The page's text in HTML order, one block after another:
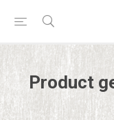
Product